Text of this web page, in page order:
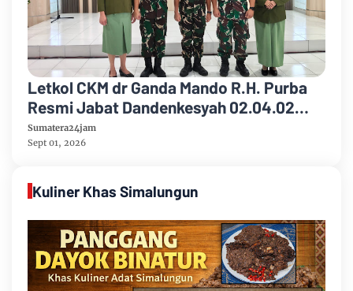
Letkol CKM dr Ganda Mando R.H. Purba
Resmi Jabat Dandenkesyah 02.04.02
Jambi, Awal Penugasan Diwarnai Misi
Satgas ke Mesir
Sumatera24jam
Sept 01, 2026
Kuliner Khas Simalungun